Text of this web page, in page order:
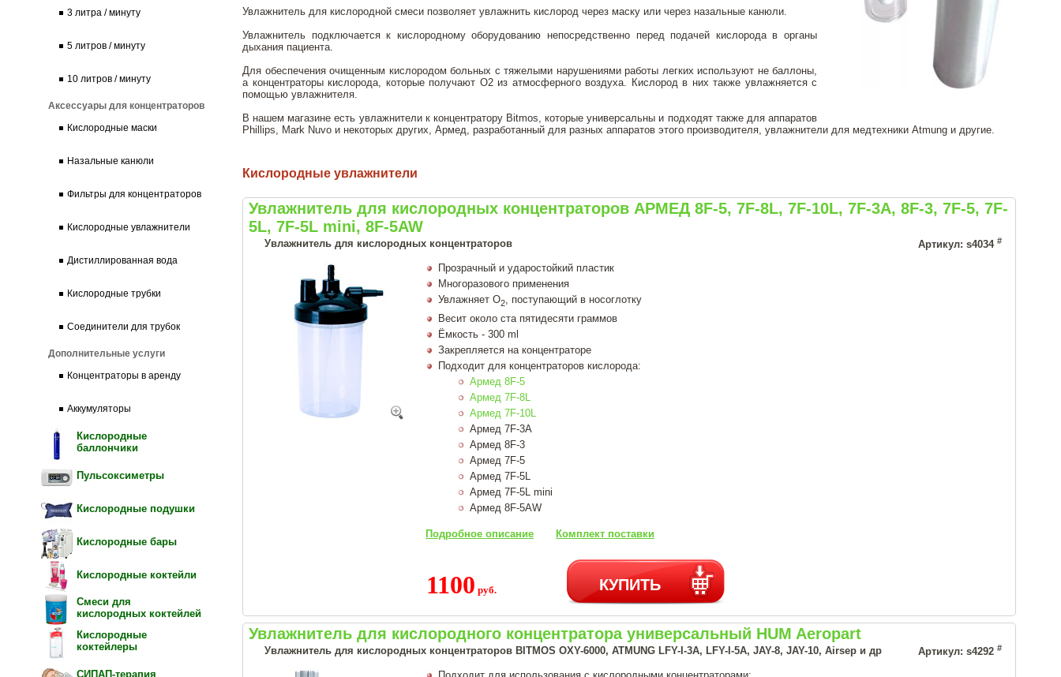
3 литра / минуту
5 литров / минуту
10 литров / минуту
Аксессуары для концентраторов
Кислородные маски
Назальные канюли
Фильтры для концентраторов
Кислородные увлажнители
Дистиллированная вода
Кислородные трубки
Соединители для трубок
Дополнительные услуги
Концентраторы в аренду
Аккумуляторы
Кислородные
баллончики
Пульсоксиметры
Кислородные подушки
Кислородные бары
Кислородные коктейли
Смеси для
кислородных коктейлей
Кислородные
коктейлеры
СИПАП-терапия
Увлажнитель для кислородной смеси позволяет увлажнить кислород через маску или через назальные канюли.
Увлажнитель подключается к кислородному оборудованию непосредственно перед подачей кислорода в органы
дыхания пациента.
Для обеспечения очищенным кислородом больных с тяжелыми нарушениями работы легких используют не баллоны,
а концентраторы кислорода, которые получают О2 из атмосферного воздуха. Кислород в них также увлажняется с
помощью увлажнителя.
В нашем магазине есть увлажнители к концентратору Bitmos, которые универсальны и подходят также для аппаратов
Phillips, Mark Nuvo и некоторых других, Армед, разработанный для разных аппаратов этого производителя, увлажнители для медтехники Atmung и другие.
Кислородные увлажнители
Увлажнитель для кислородных концентраторов АРМЕД 8F-5, 7F-8L, 7F-10L, 7F-3A, 8F-3, 7F-5, 7F-
5L, 7F-5L mini, 8F-5AW
Увлажнитель для кислородных концентраторов Артикул: s4034 #
Прозрачный и ударостойкий пластик
Многоразового применения
Увлажняет О2, поступающий в носоглотку
Весит около ста пятидесяти граммов
Ёмкость - 300 ml
Закрепляется на концентраторе
Подходит для концентраторов кислорода:
Армед 8F-5
Армед 7F-8L
Армед 7F-10L
Армед 7F-3A
Армед 8F-3
Армед 7F-5
Армед 7F-5L
Армед 7F-5L mini
Армед 8F-5AW
Подробное описание Комплект поставки
1100 руб. КУПИТЬ
Увлажнитель для кислородного концентратора универсальный HUM Aeropart
Увлажнитель для кислородных концентраторов BITMOS OXY-6000, ATMUNG LFY-I-3A, LFY-I-5A, JAY-8, JAY-10, Airsep и др Артикул: s4292 #